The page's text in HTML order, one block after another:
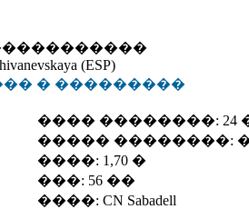
(ESP)
� ���������
���� ��������: 24
����� ��������:
����: 1,70 �
���: 56 ��
����: CN Sabadell